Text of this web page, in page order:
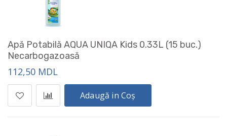
Apă Potabilă AQUA UNIQA Kids 0.33L (15 buc.)
Necarbogazoasă
112,50 MDL
Adaugă in Coș